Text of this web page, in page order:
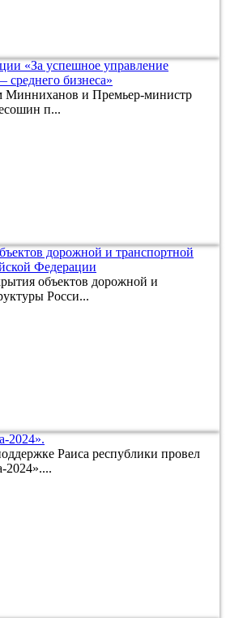
«За успешное управление
бизнеса»
Минниханов и Премьер-министр
п...
дорожной и транспортной
Федерации
объектов дорожной и
Росси...
2024».
Раиса республики провел
2024»....